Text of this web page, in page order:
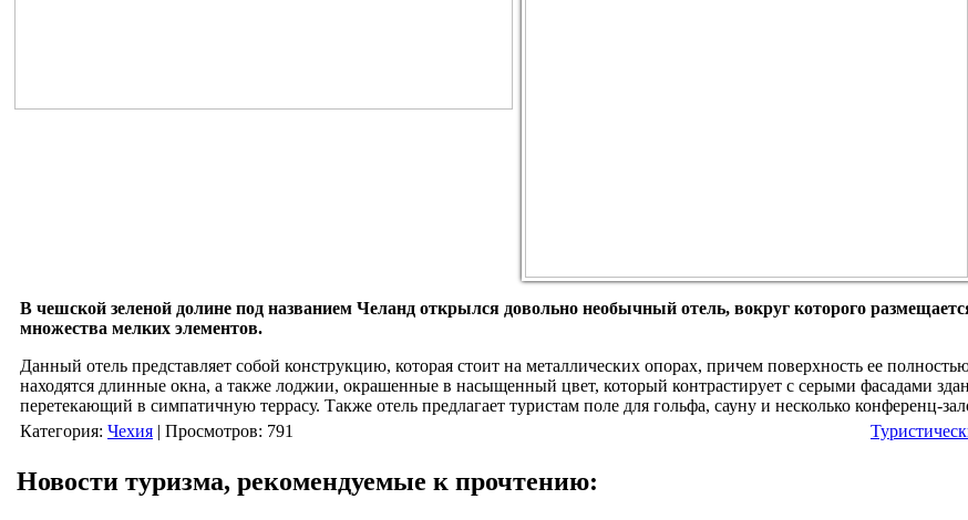
В чешской зеленой долине под названием Челанд открылся довольно необычный отель, вокруг которого
множества мелких элементов.
Данный отель представляет собой конструкцию, которая стоит на металлических опорах, причем поверхность ее
находятся длинные окна, а также лоджии, окрашенные в насыщенный цвет, который контрастирует с серыми фасадами
перетекающий в симпатичную террасу. Также отель предлагает туристам поле для гольфа, сауну и несколько конференц-
Категория: Чехия | Просмотров: 791
Новости туризма, рекомендуемые к прочтению: